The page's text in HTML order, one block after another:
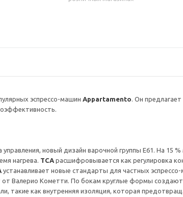
эспрессо-машин Appartamento. Он предлагает
новый дизайн варочной группы E61. На 15
нагрева. TCA расшифровывается как регулировка
устанавливает новые стандарты для частных
от Валерио Кометти. По бокам круглые формы
такие как внутренняя изоляция, которая